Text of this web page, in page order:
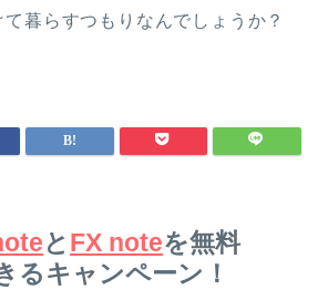
暮らすつもりなんでしょうか？
とFX noteを無料
るキャンペーン！